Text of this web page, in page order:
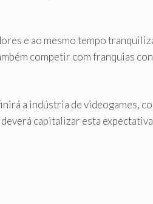
e ao mesmo tempo
competir com franquias
a indústria de videogames,
capitalizar esta